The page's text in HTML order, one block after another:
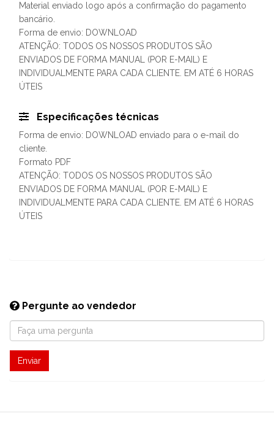
Material enviado logo após a confirmação do pagamento
bancário.
Forma de envio: DOWNLOAD
ATENÇÃO: TODOS OS NOSSOS PRODUTOS SÃO
ENVIADOS DE FORMA MANUAL (POR E-MAIL) E
INDIVIDUALMENTE PARA CADA CLIENTE. EM ATÉ 6 HORAS
ÚTEIS
Especificações técnicas
Forma de envio: DOWNLOAD enviado para o e-mail do
cliente.
Formato PDF
ATENÇÃO: TODOS OS NOSSOS PRODUTOS SÃO
ENVIADOS DE FORMA MANUAL (POR E-MAIL) E
INDIVIDUALMENTE PARA CADA CLIENTE. EM ATÉ 6 HORAS
ÚTEIS
Pergunte ao vendedor
Enviar